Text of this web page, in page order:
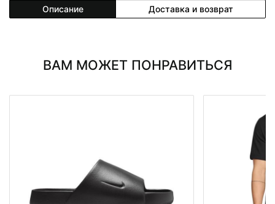
Описание Доставка и возврат
ВАМ МОЖЕТ ПОНРАВИТЬСЯ